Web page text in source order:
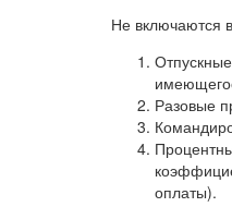
Не включаются
Разовые
оплаты).